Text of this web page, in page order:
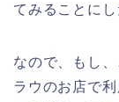
てみることにし
なので、もし
ラウのお店で